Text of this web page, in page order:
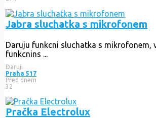
Jabra sluchatka s mikrofonem
Daruju funkcni sluchatka s mikrofonem,
funkcnins ...
Daruji
Praha 517
Před dnem
32
Pračka Electrolux